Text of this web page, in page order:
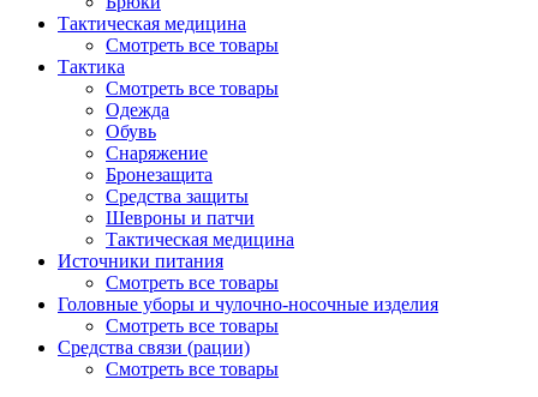
Тактическая медицина
Смотреть все товары
Тактика
Смотреть все товары
Одежда
Обувь
Снаряжение
Бронезащита
Средства защиты
Шевроны и патчи
Тактическая медицина
Источники питания
Смотреть все товары
Головные уборы и чулочно-носочные изделия
Смотреть все товары
Средства связи (рации)
Смотреть все товары